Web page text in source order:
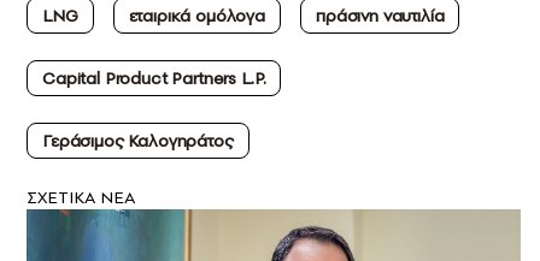
LNG
εταιρικά ομόλογα πράσινη ναυτιλία
Capital Product Partners L.P.
Γεράσιμος Καλογηράτος
ΣXETIKA NEA